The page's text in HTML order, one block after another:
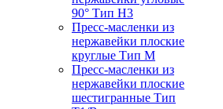
90° Тип H3
Пресс-масленки из
нержавейки плоские
круглые Тип M
Пресс-масленки из
нержавейки плоские
шестигранные Тип